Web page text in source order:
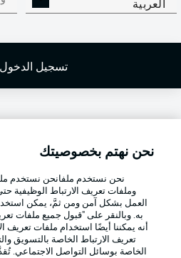
العربية
تسجيل
it's meant to be
نحن نهتم بخصوصيتك
نحن نستخدم ملفانحن نستخدم
وملفات تعريف الارتباط الوظيفية
العمل بشكل آمن ومن ثمَّ، يمكن
به. وبالنقر على "قبول جميع ملفات
أنه يمكننا أيضًا استخدام ملفات تعريف
تعريف الارتباط الخاصة بالتسويق
الخاصة بوسائل التواصل الاجتماعي.